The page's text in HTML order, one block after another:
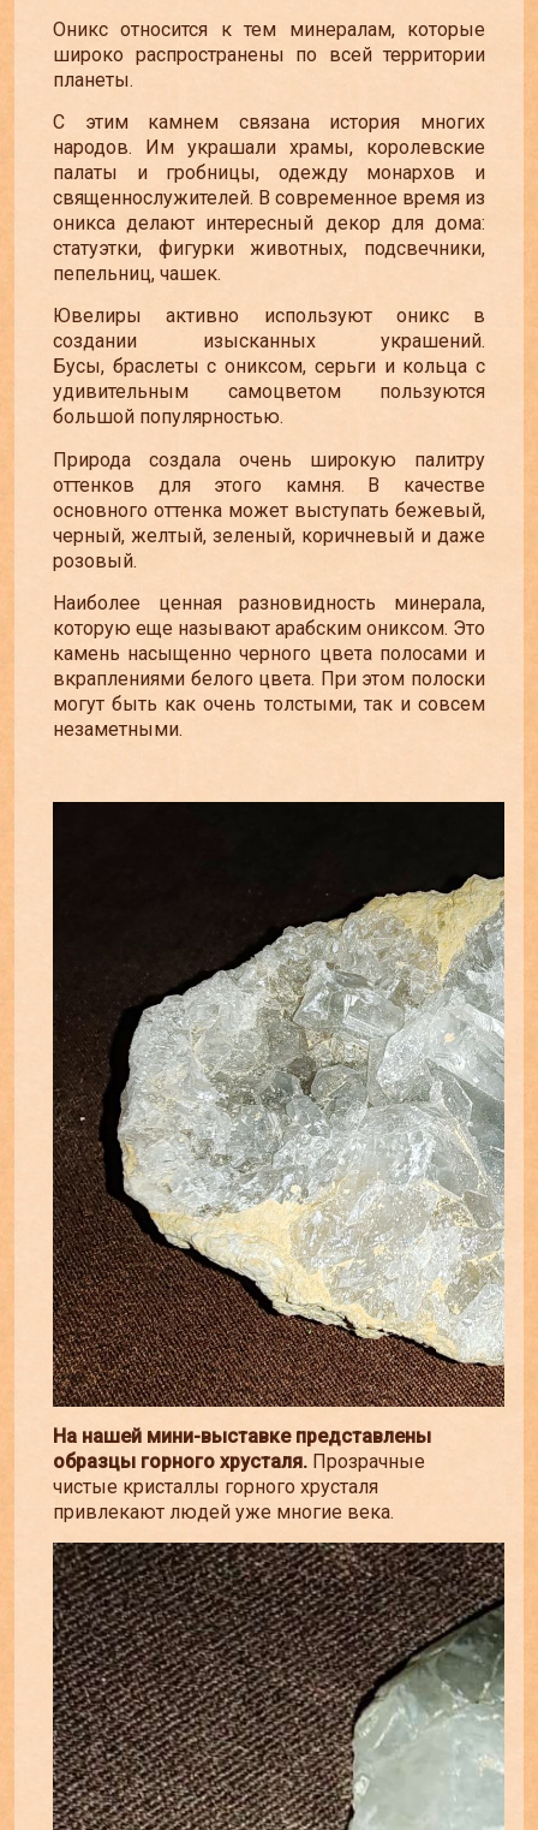
Оникс относится к тем минералам, которые
широко распространены по всей территории
планеты.
С этим камнем связана история многих
народов. Им украшали храмы, королевские
палаты и гробницы, одежду монархов и
священнослужителей. В современное время из
оникса делают интересный декор для дома:
статуэтки, фигурки животных, подсвечники,
пепельниц, чашек.
Ювелиры активно используют оникс в
создании изысканных украшений.
Бусы, браслеты с ониксом, серьги и кольца с
удивительным самоцветом пользуются
большой популярностью.
Природа создала очень широкую палитру
оттенков для этого камня. В качестве
основного оттенка может выступать бежевый,
черный, желтый, зеленый, коричневый и даже
розовый.
Наиболее ценная разновидность минерала,
которую еще называют арабским ониксом. Это
камень насыщенно черного цвета полосами и
вкраплениями белого цвета. При этом полоски
могут быть как очень толстыми, так и совсем
незаметными.
На нашей мини-выставке представлены
образцы горного хрусталя. Прозрачные
чистые кристаллы горного хрусталя
привлекают людей уже многие века.